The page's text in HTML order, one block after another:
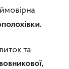
ймовірна
та